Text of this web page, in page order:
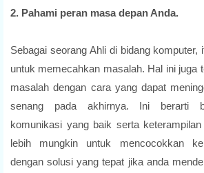
2. Pahami peran masa depan Anda.
Sebagai seorang Ahli di bidang komputer,
untuk memecahkan masalah. Hal ini juga
masalah dengan cara yang dapat
senang pada akhirnya. Ini berarti
komunikasi yang baik serta
lebih mungkin untuk mencocokkan
dengan solusi yang tepat jika anda